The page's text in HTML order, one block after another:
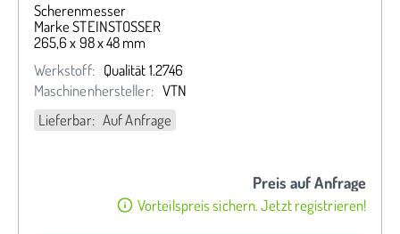
Scherenmesser
Marke STEINSTOSSER
265,6 x 98 x 48 mm
Werkstoff: Qualität 1.2746
Maschinenhersteller: VTN
Lieferbar: Auf Anfrage
Preis auf Anfrage
Vorteilspreis sichern. Jetzt registrieren!